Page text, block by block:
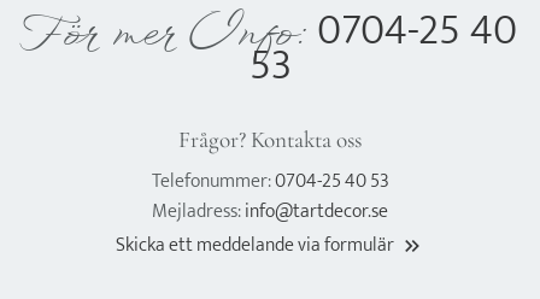
För mer Info: 0704-25 40
53
Frågor? Kontakta oss
Telefonummer:0704-25 40 53
Mejladress:info@tartdecor.se
Skicka ett meddelande via formulär keyboard_double_arrow_right